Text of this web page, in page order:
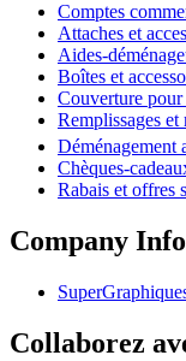
Comptes
Attaches et
Aides-
Boîtes et
Couverture pour
Remplissages et
Déménagement
Chèques-
Rabais et offres
Company Info
Collaborez